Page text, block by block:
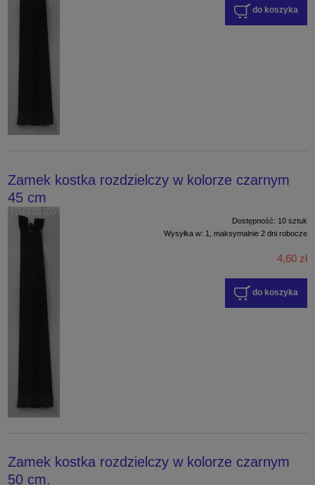
do koszyka
Zamek kostka rozdzielczy w kolorze czarnym
45 cm
Dostępność: 10 sztuk
Wysyłka w: 1, maksymalnie 2 dni robocze
4,60 zł
do koszyka
Zamek kostka rozdzielczy w kolorze czarnym
50 cm.